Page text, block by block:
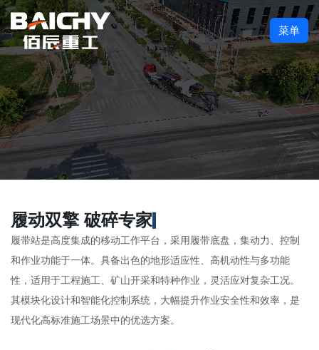
菜单
履动双擎 破碎专家
履带站是高度集成的移动工作平台，采用履带底盘，集动力、控制
和作业功能于一体。具备出色的地形适应性、高机动性与多功能
性，适用于工程施工、矿山开采和特种作业，灵活应对复杂工况。
其模块化设计和智能化控制系统，大幅提升作业安全性和效率，是
现代化高标准施工场景中的优选方案。